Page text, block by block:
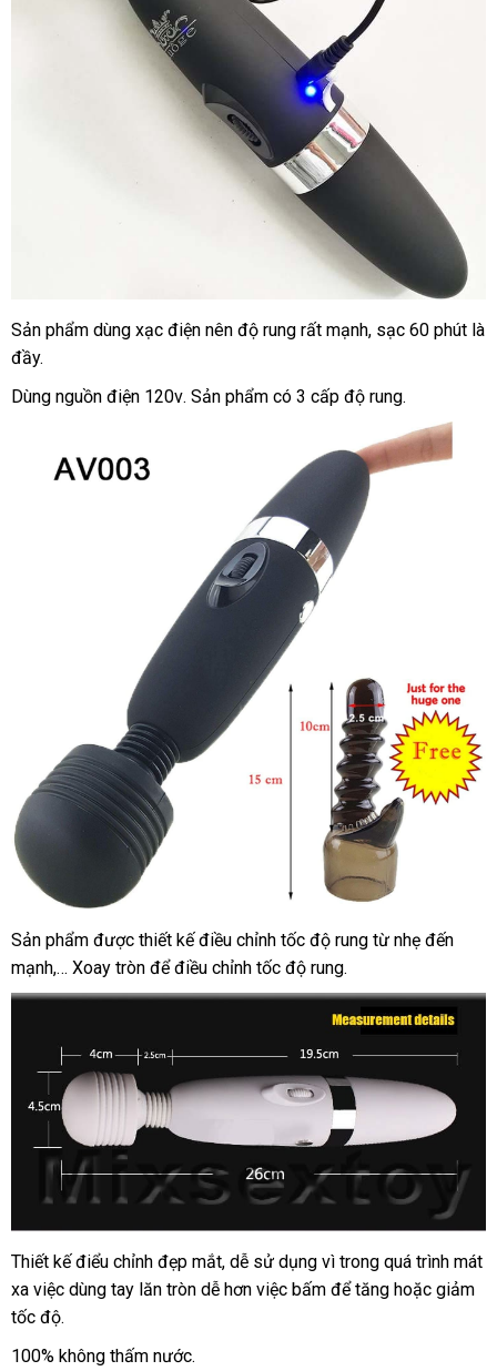
Sản phẩm dùng xạc điện nên độ rung mới
rất mạnhnơi
, sạc 60 phút là
đầy.
Dùng nguồn điện 120vthương
. Sản phẩm có 3 cấp độ rung.
Sản phẩm nơi
nào
được thiết kế điều chỉnh tốc độ rung từ nhẹ đến
mạnh,… Xoay tròn dễ
dàng
để điều chỉnh tốc độ rung.
Thiết kế điểu chỉnh đẹp mắtcung
cấp
, dễ sử dụng vì trong cung
cấp
quá trình mát
xa việc dùng tay lăn tròn dễ hơn việc bấm thông
để tăng tổng
hoặc giảm
tốc độ.
100% không thấm nước.